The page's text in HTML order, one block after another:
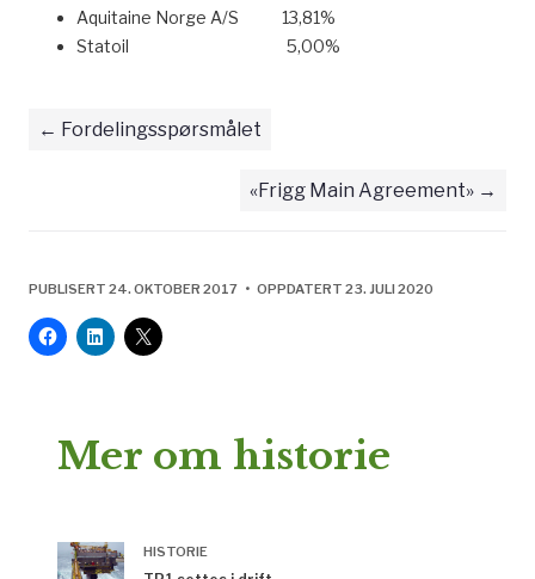
Aquitaine Norge A/S 13,81%
Statoil 5,00%
Fordelingsspørsmålet
«Frigg Main Agreement»
PUBLISERT 24. OKTOBER 2017 • OPPDATERT 23. JULI 2020
Mer om historie
HISTORIE